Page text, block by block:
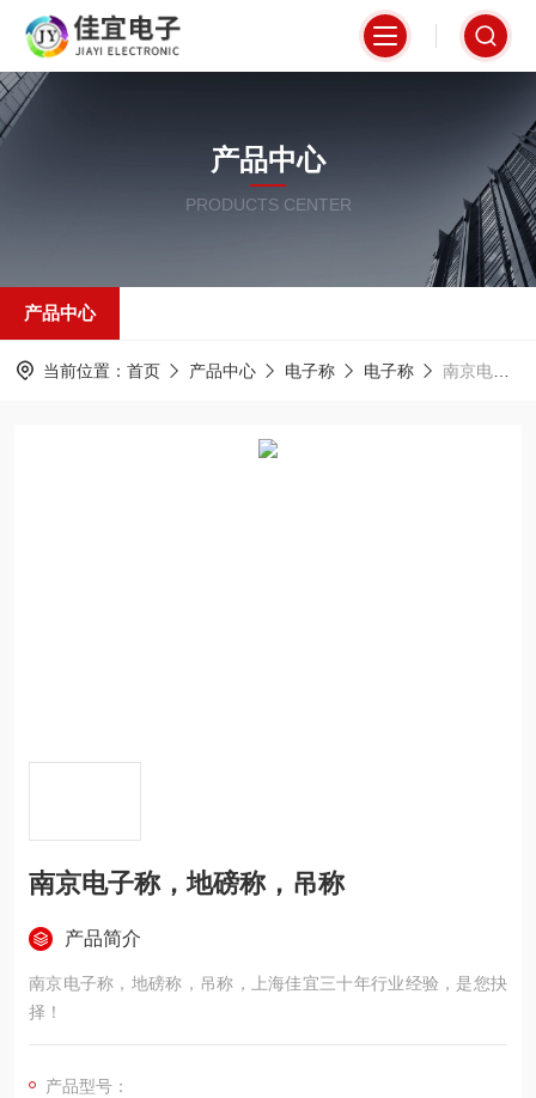
产品中心
PRODUCTS CENTER
产品中心
当前位置： 首页 产品中心 电子称 电子称 南京电子称，地磅称，吊称
南京电子称，地磅称，吊称
产品简介
南京电子称，地磅称，吊称，上海佳宜三十年行业经验，是您抉
择！
产品型号：